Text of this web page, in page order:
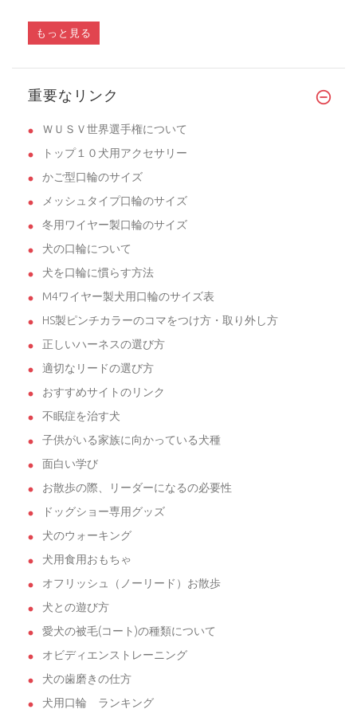
もっと見る
重要なリンク
ＷＵＳＶ世界選手権について
トップ１０犬用アクセサリー
かご型口輪のサイズ
メッシュタイプ口輪のサイズ
冬用ワイヤー製口輪のサイズ
犬の口輪について
犬を口輪に慣らす方法
M4ワイヤー製犬用口輪のサイズ表
HS製ピンチカラーのコマをつけ方・取り外し方
正しいハーネスの選び方
適切なリードの選び方
おすすめサイトのリンク
不眠症を治す犬
子供がいる家族に向かっている犬種
面白い学び
お散歩の際、リーダーになるの必要性
ドッグショー専用グッズ
犬のウォーキング
犬用食用おもちゃ
オフリッシュ（ノーリード）お散歩
犬との遊び方
愛犬の被毛(コート)の種類について
オビディエンストレーニング
犬の歯磨きの仕方
犬用口輪 ランキング